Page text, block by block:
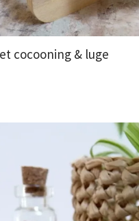
cocooning & luge